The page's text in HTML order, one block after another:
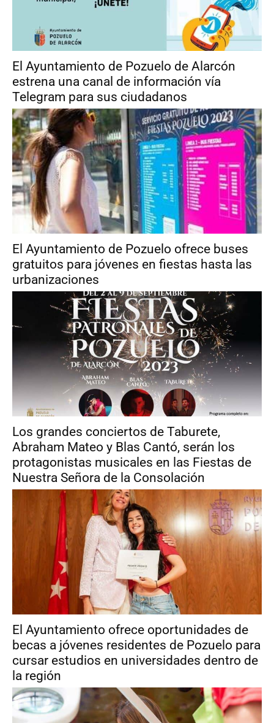
El Ayuntamiento de Pozuelo de Alarcón
estrena una canal de información vía
Telegram para sus ciudadanos
El Ayuntamiento de Pozuelo ofrece buses
gratuitos para jóvenes en fiestas hasta las
urbanizaciones
Los grandes conciertos de Taburete,
Abraham Mateo y Blas Cantó, serán los
protagonistas musicales en las Fiestas de
Nuestra Señora de la Consolación
El Ayuntamiento ofrece oportunidades de
becas a jóvenes residentes de Pozuelo para
cursar estudios en universidades dentro de
la región